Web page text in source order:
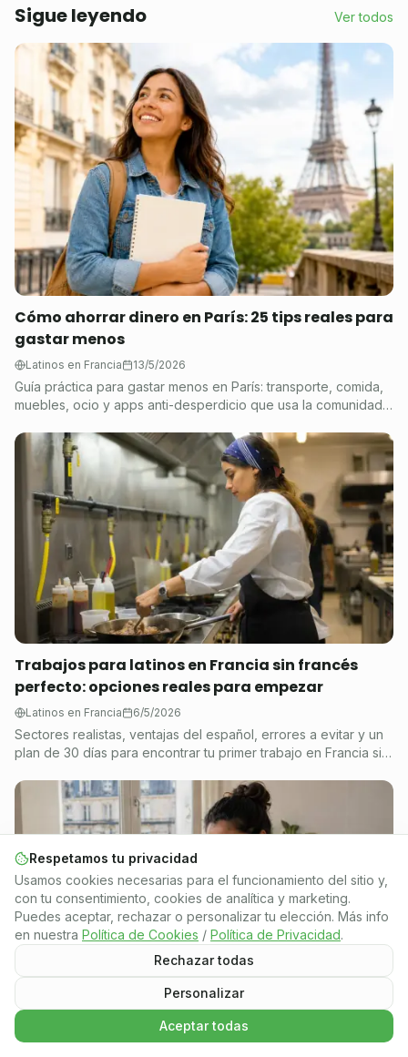
Sigue leyendo Ver todos
Cómo ahorrar dinero en París: 25 tips reales para
gastar menos
Latinos en Francia 13/5/2026
Guía práctica para gastar menos en París: transporte, comida,
muebles, ocio y apps anti-desperdicio que usa la comunidad
Trabajos para latinos en Francia sin francés
perfecto: opciones reales para empezar
Latinos en Francia 6/5/2026
Sectores realistas, ventajas del español, errores a evitar y un
plan de 30 días para encontrar tu primer trabajo en Francia sin
Respetamos tu privacidad
Usamos cookies necesarias para el funcionamiento del sitio y,
con tu consentimiento, cookies de analítica y marketing.
Puedes aceptar, rechazar o personalizar tu elección. Más info
en nuestra Política de Cookies / Política de Privacidad.
Rechazar todas
Personalizar
Aceptar todas